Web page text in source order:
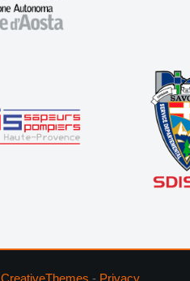
CreativeThemes - Privacy